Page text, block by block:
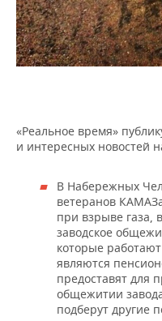
ОПК
ЭНЕРГЕТИКА
ТРАНСПОРТ
УСЛУГИ
IT
МЕДИА
НОВОСТИ
ВЫЕЗДНАЯ
ONLINE-
СПОРТ
НОВОСТИ СПОРТА
ХОККЕЙ
ВОЛЕЙБОЛ
КИБЕРСПОРТ
ФИГУРНОЕ КАТАНИЕ
ВОДНЫЕ ВИДЫ
ОБЩЕСТВО
ВЛАСТЬ
ИСТОРИЯ
КУЛЬТУРА
МЕДИЦИНА
ОБРАЗОВАНИЕ
СЮЖЕТЫ
СПИСОК ПЕРСОН
СПИСОК КОМПАНИЙ
ПОЛНАЯ ВЕРСИЯ
«Реальное время»
и интересных новостей
В Набережных
ветеранов
при взрыве газа,
заводское
которые
являются
предоставят для
общежитии
подберут другие